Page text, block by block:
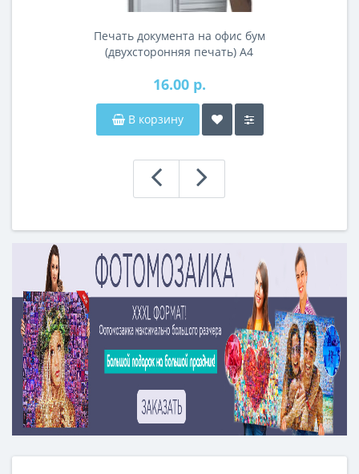
Печать документа на офис бум
(двухсторонняя печать) А4
16.00 р.
В корзину